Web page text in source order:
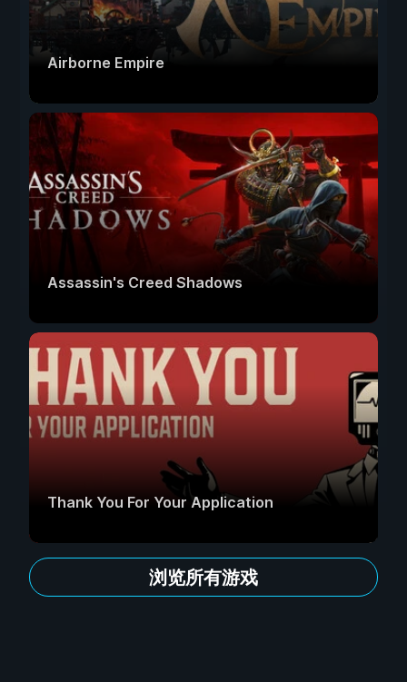
Airborne Empire
Assassin's Creed Shadows
Thank You For Your Application
浏览所有游戏